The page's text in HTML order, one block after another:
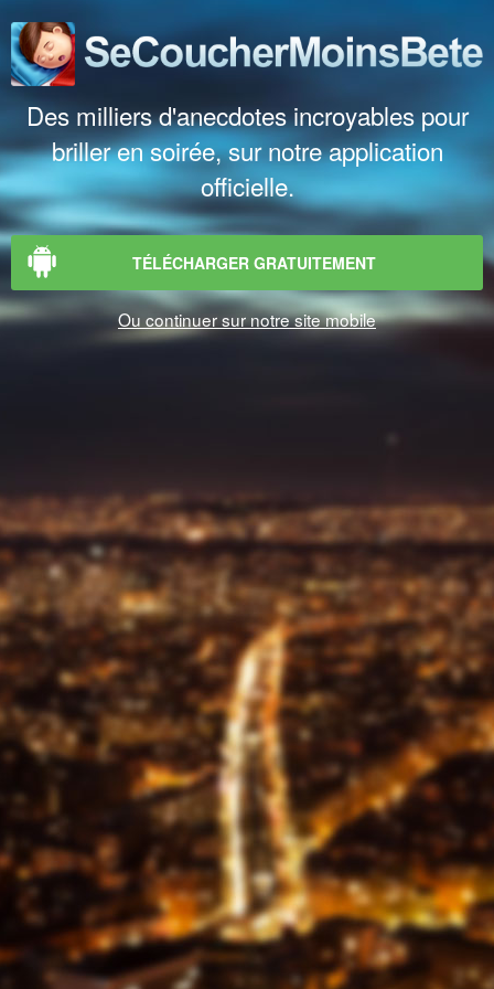
Des milliers d'anecdotes incroyables pour
briller en soirée, sur notre application
officielle.
TÉLÉCHARGER GRATUITEMENT
Ou continuer sur notre site mobile